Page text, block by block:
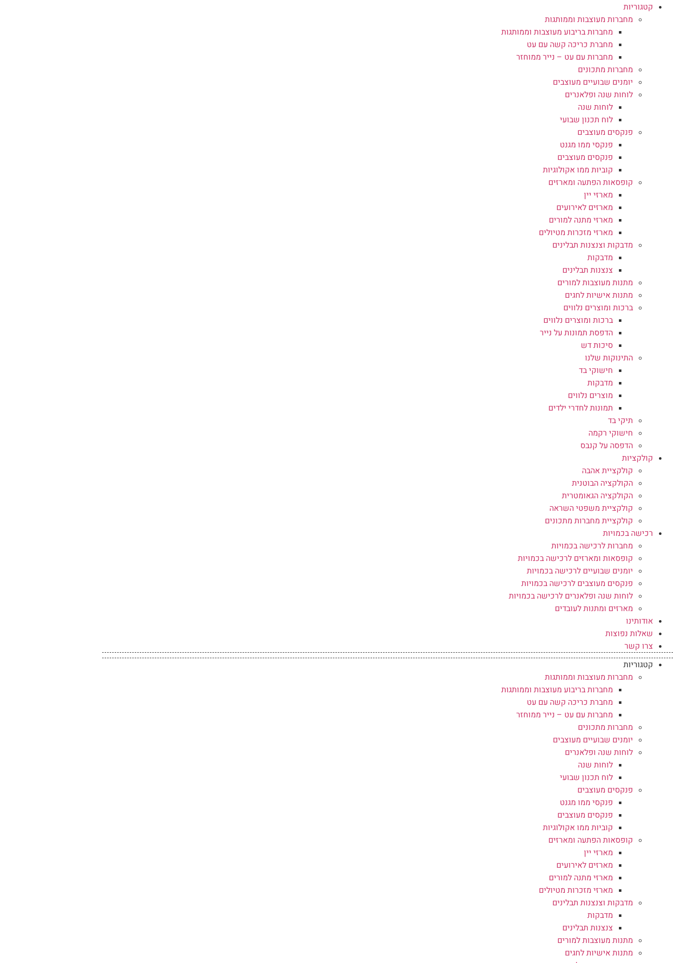
קטגוריות
מחברות מעוצבות וממותגות
מחברות בריבוע מעוצבות וממותגות
מחברת כריכה קשה עם עט
מחברות עם עט – נייר ממוחזר
מחברות מתכונים
יומנים שבועיים מעוצבים
לוחות שנה ופלאנרים
לוחות שנה
לוח תכנון שבועי
פנקסים מעוצבים
פנקסי ממו מגנט
פנקסים מעוצבים
קוביות ממו אקולוגיות
קופסאות הפתעה ומארזים
מארזי יין
מארזים לאירועים
מארזי מתנה למורים
מארזי מזכרות מטיולים
מדבקות וצנצנות תבלינים
מדבקות
צנצנות תבלינים
מתנות מעוצבות למורים
מתנות אישיות לחגים
ברכות ומוצרים נלווים
ברכות ומוצרים נלווים
הדפסת תמונות על נייר
סיכות דש
התינוקות שלנו
חישוקי בד
מדבקות
מוצרים נלווים
תמונות לחדרי ילדים
תיקי בד
חישוקי רקמה
הדפסה על קנבס
קולקציות
קולקציית אהבה
הקולקציה הבוטנית
הקולקציה הגאומטרית
קולקציית משפטי השראה
קולקציית מחברות מתכונים
רכישה בכמויות
מחברות לרכישה בכמויות
קופסאות ומארזים לרכישה בכמויות
יומנים שבועיים לרכישה בכמויות
פנקסים מעוצבים לרכישה בכמויות
לוחות שנה ופלאנרים לרכישה בכמויות
מארזים ומתנות לעובדים
אודותינו
שאלות נפוצות
צרו קשר
קטגוריות
מחברות מעוצבות וממותגות
מחברות בריבוע מעוצבות וממותגות
מחברת כריכה קשה עם עט
מחברות עם עט – נייר ממוחזר
מחברות מתכונים
יומנים שבועיים מעוצבים
לוחות שנה ופלאנרים
לוחות שנה
לוח תכנון שבועי
פנקסים מעוצבים
פנקסי ממו מגנט
פנקסים מעוצבים
קוביות ממו אקולוגיות
קופסאות הפתעה ומארזים
מארזי יין
מארזים לאירועים
מארזי מתנה למורים
מארזי מזכרות מטיולים
מדבקות וצנצנות תבלינים
מדבקות
צנצנות תבלינים
מתנות מעוצבות למורים
מתנות אישיות לחגים